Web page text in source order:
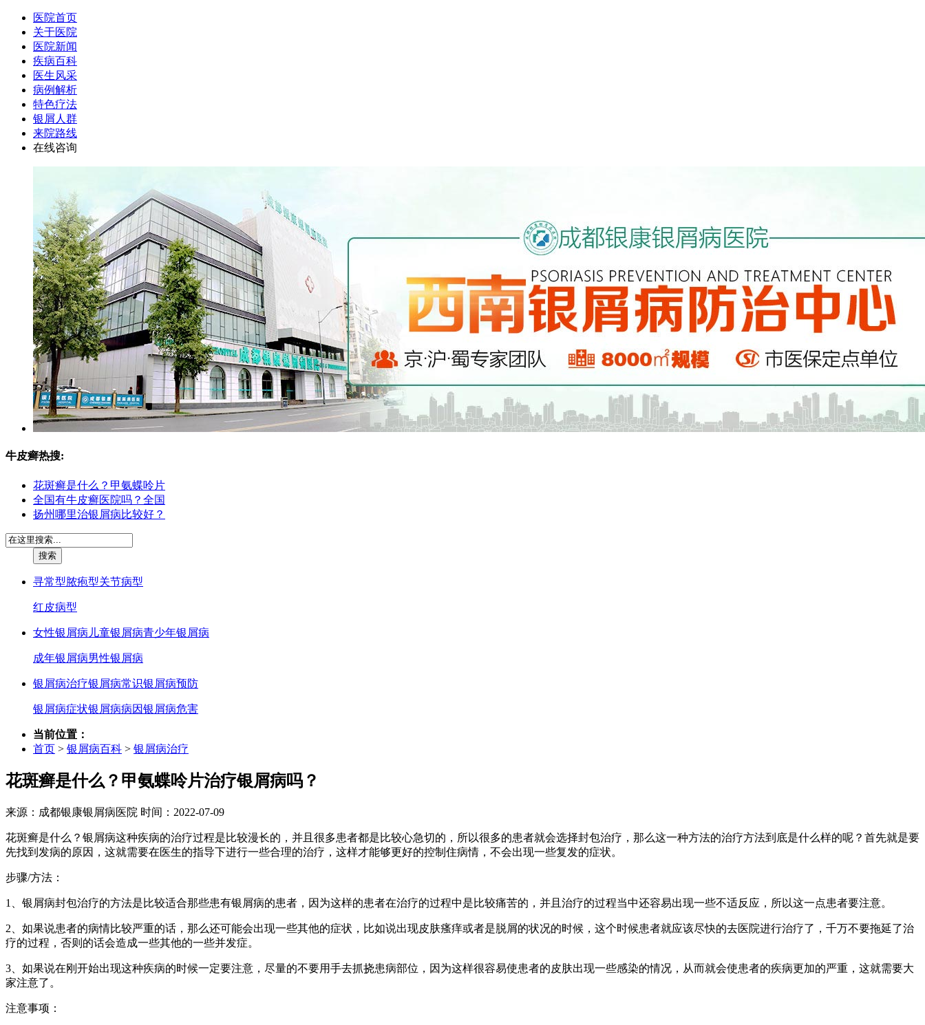
医院首页
关于医院
医院新闻
疾病百科
医生风采
病例解析
特色疗法
银屑人群
来院路线
在线咨询
牛皮癣热搜:
花斑癣是什么？甲氨蝶呤片
全国有牛皮癣医院吗？全国
扬州哪里治银屑病比较好？
寻常型脓疱型关节病型
红皮病型
女性银屑病 儿童银屑病青少年银屑病
成年银屑病男性银屑病
银屑病治疗银屑病常识银屑病预防
银屑病症状银屑病病因银屑病危害
当前位置：
首页 > 银屑病百科 > 银屑病治疗
花斑癣是什么？甲氨蝶呤片治疗银屑病吗？
来源：成都银康银屑病医院 时间：2022-07-09
花斑癣是什么？银屑病这种疾病的治疗过程是比较漫长的，并且很多患者都是比较心急切的，所以很多的患者就会选择封包治疗，那么这一种方法的治疗方法到底是什么样的呢？首先就是要
先找到发病的原因，这就需要在医生的指导下进行一些合理的治疗，这样才能够更好的控制住病情，不会出现一些复发的症状。
步骤/方法：
1、银屑病封包治疗的方法是比较适合那些患有银屑病的患者，因为这样的患者在治疗的过程中是比较痛苦的，并且治疗的过程当中还容易出现一些不适反应，所以这一点患者要注意。
2、如果说患者的病情比较严重的话，那么还可能会出现一些其他的症状，比如说出现皮肤瘙痒或者是脱屑的状况的时候，这个时候患者就应该尽快的去医院进行治疗了，千万不要拖延了治
疗的过程，否则的话会造成一些其他的一些并发症。
3、如果说在刚开始出现这种疾病的时候一定要注意，尽量的不要用手去抓挠患病部位，因为这样很容易使患者的皮肤出现一些感染的情况，从而就会使患者的疾病更加的严重，这就需要大
家注意了。
注意事项：